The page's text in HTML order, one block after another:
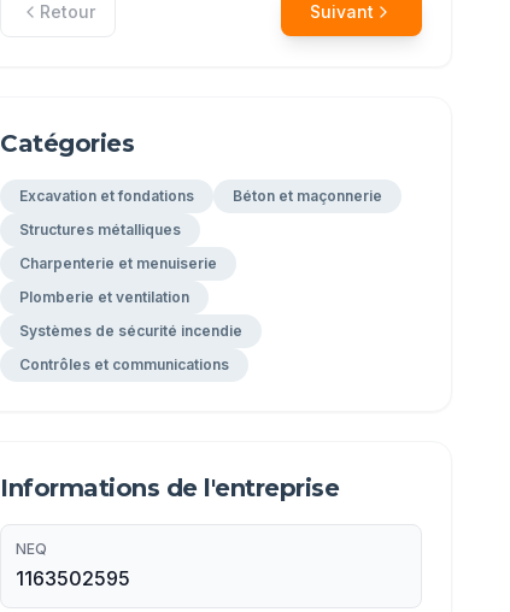
Retour Suivant
Catégories
Excavation et fondations
Béton et maçonnerie
Structures métalliques
Charpenterie et menuiserie
Plomberie et ventilation
Systèmes de sécurité incendie
Contrôles et communications
Informations de l'entreprise
NEQ
1163502595